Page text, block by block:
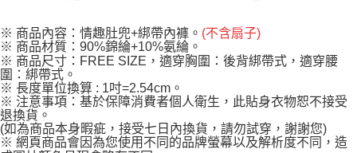
※ 商品內容：情趣肚兜+綁帶內褲 。 (不含扇子)
※ 商品材質：90%錦綸+10%氨綸。
※ 商品尺寸：FREE SIZE，適穿胸圍：後背綁帶式，適穿腰
圍：綁帶式。
※ 長度單位換算 : 1吋=2.54cm。
※ 注意事項：基於保障消費者個人衛生，此貼身衣物恕不接受
退換貨。
(如為商品本身暇疵，接受七日內換貨，請勿試穿，謝謝您)
※ 網頁商品會因為您使用不同的品牌螢幕以及解析度不同，造